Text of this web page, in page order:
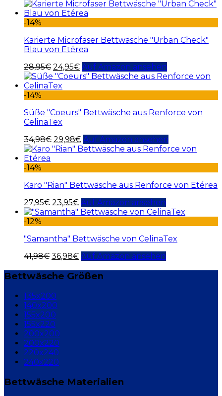
-14%
Karierte Microfaser Bettwäsche "Urban Check"
Blau von Etérea
28,95€ 24,95€ Auf Amazon ansehen
-14%
Süße "Coeurs" Bettwäsche aus Renforce von
CelinaTex
34,98€ 29,98€ Auf Amazon ansehen
-14%
Karo "Rian" Bettwäsche aus Renforce von Etérea
27,95€ 23,95€ Auf Amazon ansehen
-12%
"Samantha" Bettwäsche von CelinaTex
41,98€ 36,98€ Auf Amazon ansehen
Bettwäsche Größen
135x200
140x200
155x200
155x220
200x200
200x220
220x240
240x220
Bettwäsche Materialien